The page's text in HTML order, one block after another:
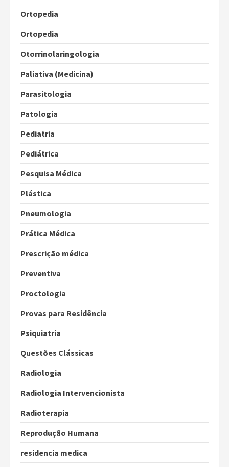
Ortopedia
Ortopedia
Otorrinolaringologia
Paliativa (Medicina)
Parasitologia
Patologia
Pediatria
Pediátrica
Pesquisa Médica
Plástica
Pneumologia
Prática Médica
Prescrição médica
Preventiva
Proctologia
Provas para Residência
Psiquiatria
Questões Clássicas
Radiologia
Radiologia Intervencionista
Radioterapia
Reprodução Humana
residencia medica